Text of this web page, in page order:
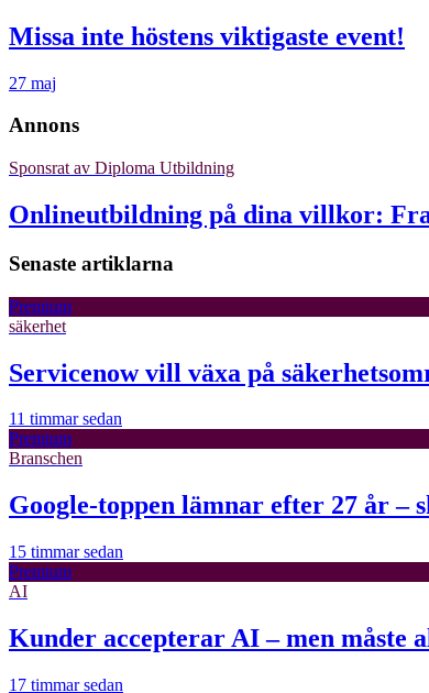
Missa inte höstens viktigaste event!
27 maj
Annons
Sponsrat av Diploma Utbildning
Onlineutbildning på dina villkor:
Senaste artiklarna
Premium
säkerhet
Servicenow vill växa på
11 timmar sedan
Premium
Branschen
Google-toppen lämnar efter 27 år –
15 timmar sedan
Premium
AI
Kunder accepterar AI – men måste
17 timmar sedan